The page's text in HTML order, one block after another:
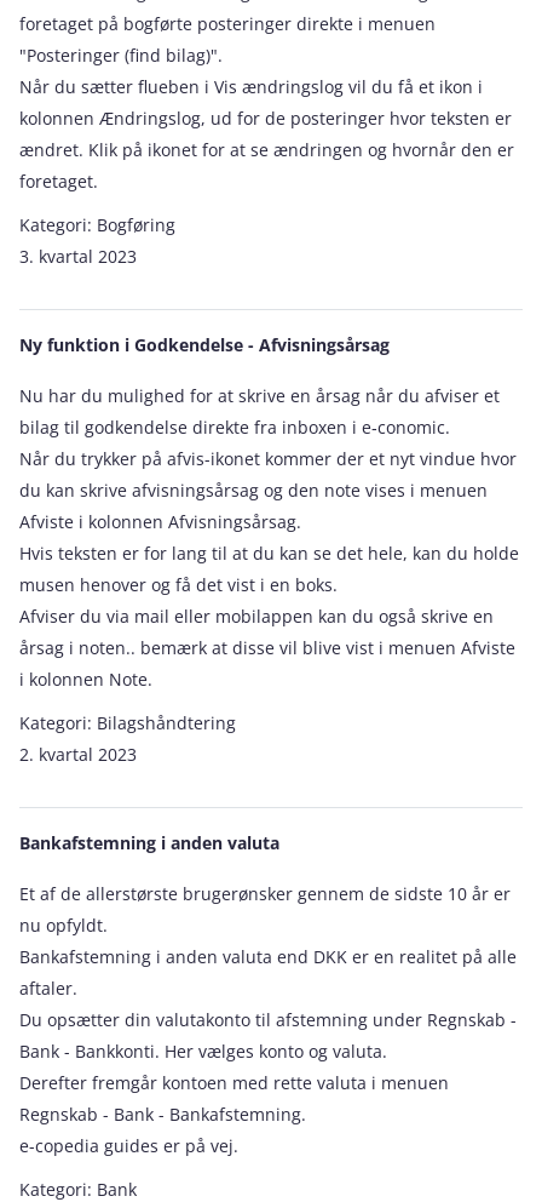
foretaget på bogførte posteringer direkte i menuen
"Posteringer (find bilag)".
Når du sætter flueben i Vis ændringslog vil du få et ikon i
kolonnen Ændringslog, ud for de posteringer hvor teksten er
ændret. Klik på ikonet for at se ændringen og hvornår den er
foretaget.
Kategori: Bogføring
3. kvartal 2023
Ny funktion i Godkendelse - Afvisningsårsag
Nu har du mulighed for at skrive en årsag når du afviser et
bilag til godkendelse direkte fra inboxen i e‑conomic.
Når du trykker på afvis-ikonet kommer der et nyt vindue hvor
du kan skrive afvisningsårsag og den note vises i menuen
Afviste i kolonnen Afvisningsårsag.
Hvis teksten er for lang til at du kan se det hele, kan du holde
musen henover og få det vist i en boks.
Afviser du via mail eller mobilappen kan du også skrive en
årsag i noten.. bemærk at disse vil blive vist i menuen Afviste
i kolonnen Note.
Kategori: Bilagshåndtering
2. kvartal 2023
Bankafstemning i anden valuta
Et af de allerstørste brugerønsker gennem de sidste 10 år er
nu opfyldt.
Bankafstemning i anden valuta end DKK er en realitet på alle
aftaler.
Du opsætter din valutakonto til afstemning under Regnskab -
Bank - Bankkonti. Her vælges konto og valuta.
Derefter fremgår kontoen med rette valuta i menuen
Regnskab - Bank - Bankafstemning.
e-copedia guides er på vej.
Kategori: Bank